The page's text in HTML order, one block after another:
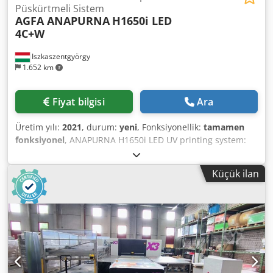
Iszkaszentgyörgy
1.652 km
Püskürtmeli Sistem
AGFA ANAPURNA H1650i LED
4C+W
Fiyat bilgisi Ara
Üretim yılı: 2021, durum: yeni, Fonksiyonellik: tamamen
fonksiyonel, ANAPURNA H1650i LED UV printing system:
The entry-level model, a hybrid large-format printer
Anapurna H1650i LED, is ideal for sign-making businesses,
digital print shops, photo labs, and medium-sized graphic
printing companies looking to combine print jobs on board
and roll media. The print mechanisms support widths up
to 1.65 m for indoor and outdoor applications. The
Anapurna H1650i LED is equipped with UV-LED lamps,
which enable printing on a wider variety of substrates,
thereby saving energy, costs, and time. The white ink
function allows printing on transparent materials for
Küçük ilan